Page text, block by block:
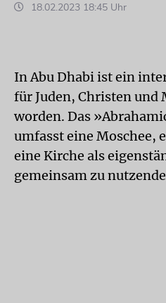
18.02.2023 18:45 Uhr
In Abu Dhabi ist ein
für Juden, Christen
worden. Das
umfasst eine Moschee,
eine Kirche als
gemeinsam zu